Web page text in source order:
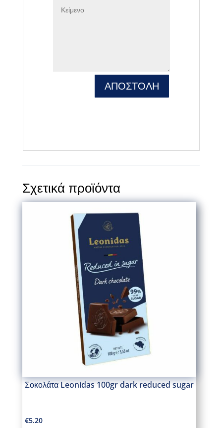
ΑΠΟΣΤΟΛΗ
Σχετικά προϊόντα
Σοκολάτα Leonidas 100gr dark reduced sugar
€5.20